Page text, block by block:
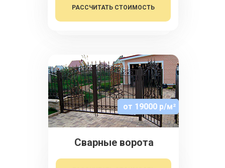
РАССЧИТАТЬ СТОИМОСТЬ
Сварные ворота
от 19000 р/м²